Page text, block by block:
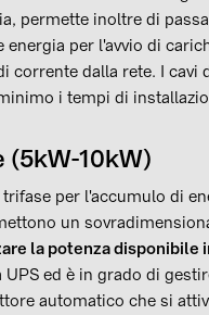
permette inoltre di
per l'avvio di
corrente dalla rete. I cavi
i tempi di
(5kW-10kW)
per l'accumulo di
un
la potenza disponibile
ed è in grado di
automatico che si